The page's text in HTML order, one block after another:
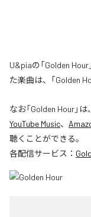
U&piaの「Golden
た楽曲は、「Golden
なお「Golden Hour」は、
YouTube Music、
聴くことができる。
各配信サービス：